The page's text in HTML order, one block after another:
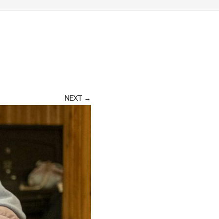
NEXT →